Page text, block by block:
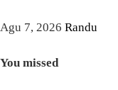
Agu 7, 2026 Randu
You missed